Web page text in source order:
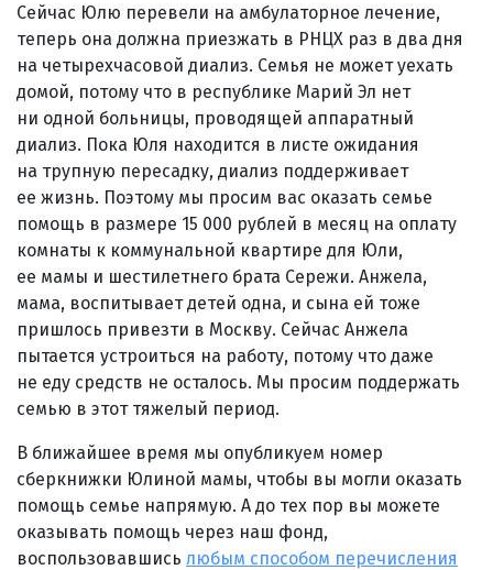
Сейчас Юлю перевели на амбулаторное лечение,
теперь она должна приезжать в РНЦХ раз в два дня
на четырехчасовой диализ. Семья не может уехать
домой, потому что в республике Марий Эл нет
ни одной больницы, проводящей аппаратный
диализ. Пока Юля находится в листе ожидания
на трупную пересадку, диализ поддерживает
ее жизнь. Поэтому мы просим вас оказать семье
помощь в размере 15 000 рублей в месяц на оплату
комнаты к коммунальной квартире для Юли,
ее мамы и шестилетнего брата Сережи. Анжела,
мама, воспитывает детей одна, и сына ей тоже
пришлось привезти в Москву. Сейчас Анжела
пытается устроиться на работу, потому что даже
не еду средств не осталось. Мы просим поддержать
семью в этот тяжелый период.
В ближайшее время мы опубликуем номер
сберкнижки Юлиной мамы, чтобы вы могли оказать
помощь семье напрямую. А до тех пор вы можете
оказывать помощь через наш фонд,
воспользовавшись любым способом перечисления